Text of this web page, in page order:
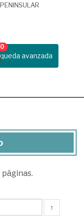
avanzada
0
páginas.
↑